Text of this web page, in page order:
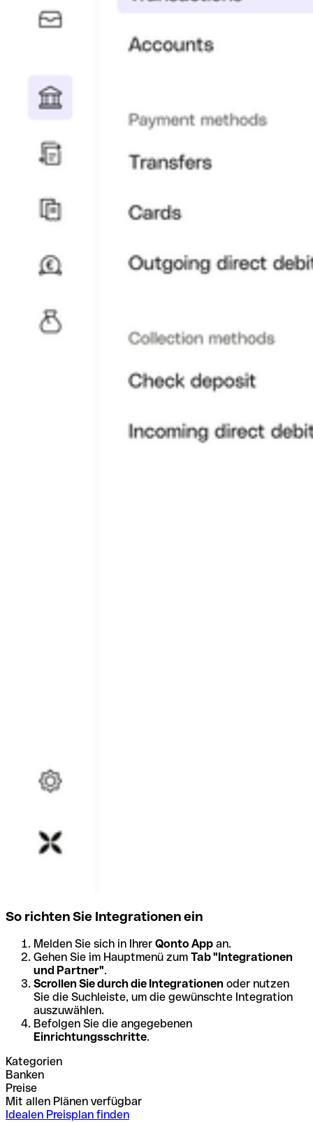
So richten Sie Integrationen ein
Melden Sie sich in Ihrer Qonto App an.
Gehen Sie im Hauptmenü zum Tab "Integrationen
und Partner".
Scrollen Sie durch die Integrationen oder nutzen
Sie die Suchleiste, um die gewünschte Integration
auszuwählen.
Befolgen Sie die angegebenen
Einrichtungsschritte.
Kategorien
Banken
Preise
Mit allen Plänen verfügbar
Idealen Preisplan finden